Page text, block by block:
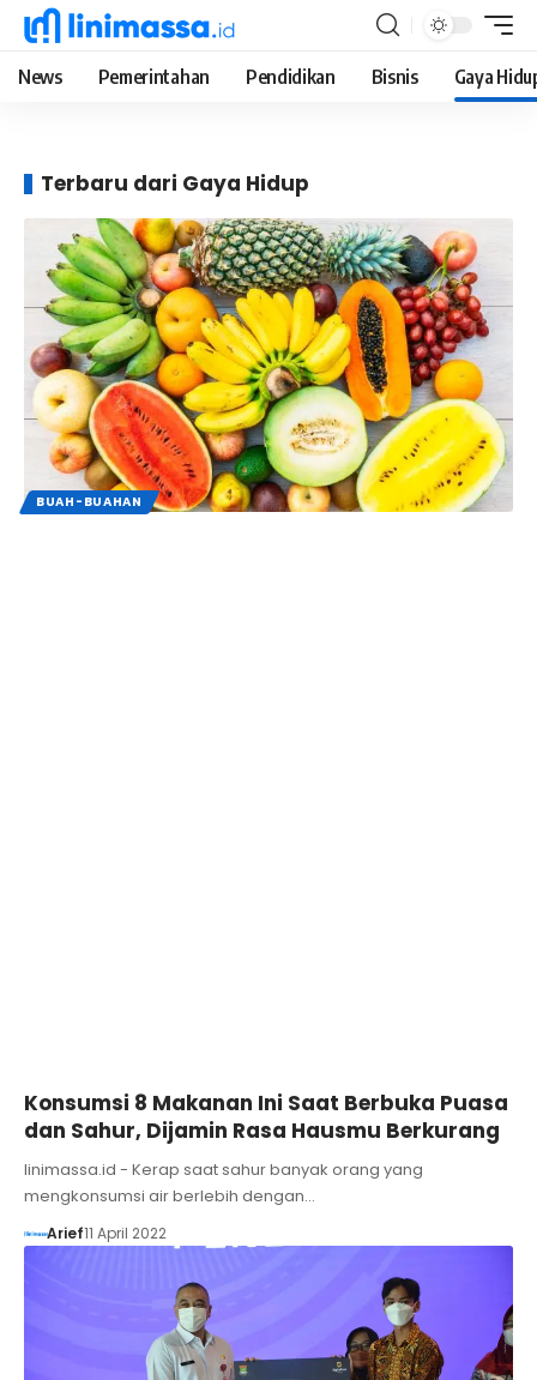
News Pemerintahan Pendidikan Bisnis Gaya
Terbaru dari Gaya Hidup
BUAH-BUAHAN
Konsumsi 8 Makanan Ini Saat Berbuka Puasa
dan Sahur, Dijamin Rasa Hausmu Berkurang
linimassa.id - Kerap saat sahur banyak orang yang
mengkonsumsi air berlebih dengan…
Arief11 April 2022